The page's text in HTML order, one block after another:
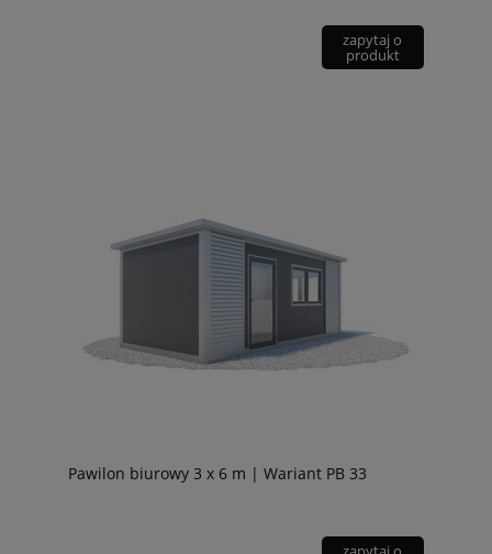
zapytaj o
produkt
Pawilon biurowy 3 x 6 m | Wariant PB 33